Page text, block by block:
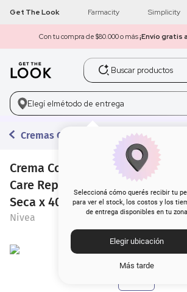
Get The Look Farmacity Simplicity
Con tu compra de $80.000 o más¡Envío gratis
Buscar productos
Elegí elmétodo de entrega
Seleccioná cómo querés recibir tu
para ver el stock, los costos y los
de entrega disponibles en tu zona
Elegir ubicación
Más tarde
Cremas Corporales
Crema Corporal Hipoalergénica
Care Reparadora Intensiva
Seca x 400 ml
Nivea
1 get the look
2 máscara pestañas
3.
5. corrector
6. rubor
7.